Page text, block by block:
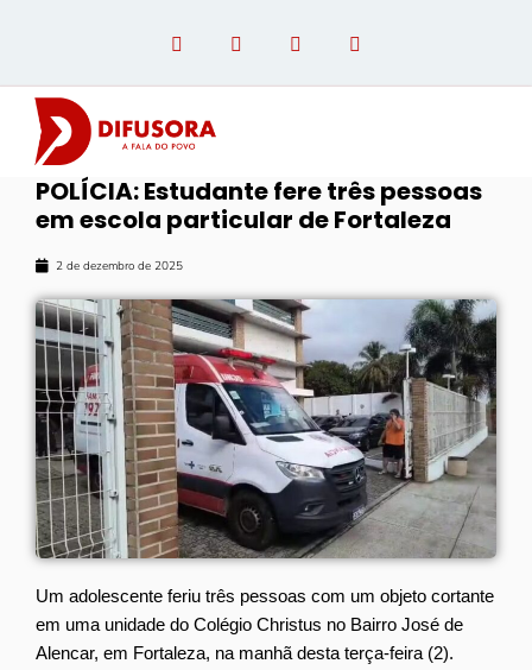
POLÍCIA: Estudante fere três pessoas
em escola particular de Fortaleza
2 de dezembro de 2025
Um adolescente feriu três pessoas com um objeto cortante
em uma unidade do Colégio Christus no Bairro José de
Alencar, em Fortaleza, na manhã desta terça-feira (2).